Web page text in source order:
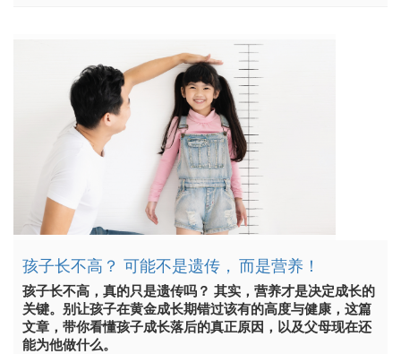
孩子长不高？ 可能不是遗传， 而是营养！
孩子长不高，真的只是遗传吗？ 其实，营养才是决定成长的
关键。别让孩子在黄金成长期错过该有的高度与健康，这篇
文章，带你看懂孩子成长落后的真正原因，以及父母现在还
能为他做什么。